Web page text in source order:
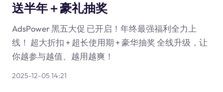
送半年＋豪礼抽奖
AdsPower 黑五大促 已开启！年终最强福利全力上
线！ 超大折扣 + 超长使用期 + 豪华抽奖 全线升级，让
你越参与越值、越用越爽！
2025-12-05 14:21